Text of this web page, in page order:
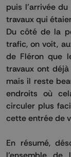
puis l'arrivée
travaux qui
Du côté de la
trafic, on voit,
de Fléron que
travaux ont
mais il reste
endroits où
circuler plus
cette entrée de
En résumé,
l'ensemble